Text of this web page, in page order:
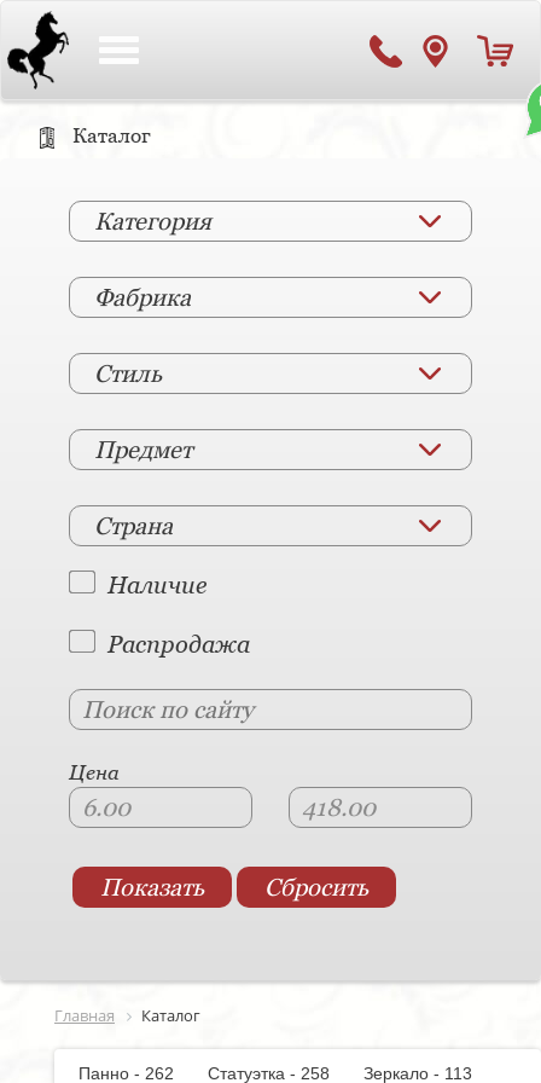
Каталог
Категория
Фабрика
Стиль
Предмет
Страна
Наличие
Распродажа
Цена
Главная Каталог
Панно - 262 Статуэтка - 258
Зеркало - 113